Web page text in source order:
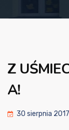
Z
A!
30 sierpnia 2017